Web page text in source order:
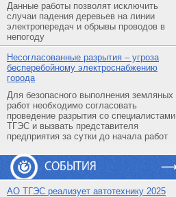
Данные работы позволят исключить
случаи падения деревьев на линии
электропередач и обрывы проводов в
непогоду
Несогласованные разрытия – угроза
бесперебойному электроснабжению
города
Для безопасного выполнения земляных
работ необходимо согласовать
проведение разрытия со специалистами
ТГЭС и вызвать представителя
предприятия за сутки до начала работ
СОБЫТИЯ
АO ТГЭС реализует автотехнику 2025